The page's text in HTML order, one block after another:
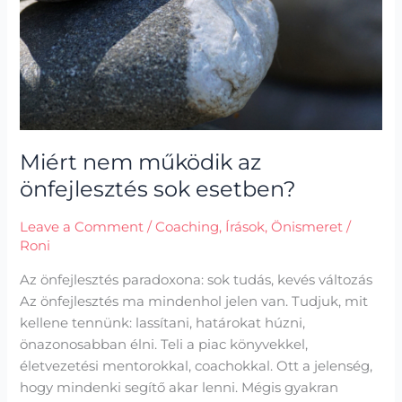
Miért nem működik az
önfejlesztés sok esetben?
Leave a Comment /Coaching, Írások,Önismeret /
Roni
Az önfejlesztés paradoxona: sok tudás, kevés változás
Az önfejlesztés ma mindenhol jelen van. Tudjuk, mit
kellene tennünk: lassítani, határokat húzni,
önazonosabban élni. Teli a piac könyvekkel,
életvezetési mentorokkal, coachokkal. Ott a jelenség,
hogy mindenki segítő akar lenni. Mégis gyakran